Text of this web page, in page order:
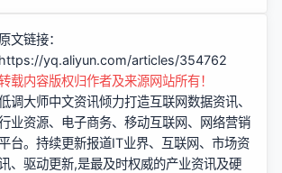
原文链接：
https://yq.aliyun.com/articles/354762
载内容版权归作者及来源网站所有！
调大师中文资讯倾力打造互联网数据资讯、
业资源、电子商务、移动互联网、网络营销
台。持续更新报道IT业界、互联网、市场资
、驱动更新,是最及时权威的产业资讯及硬